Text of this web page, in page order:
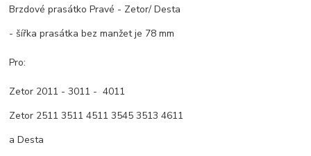
Brzdové prasátko Pravé - Zetor/ Desta
- šířka prasátka bez manžet je 78 mm
Pro:
Zetor 2011 - 3011 - 4011
Zetor 2511 3511 4511 3545 3513 4611
a Desta